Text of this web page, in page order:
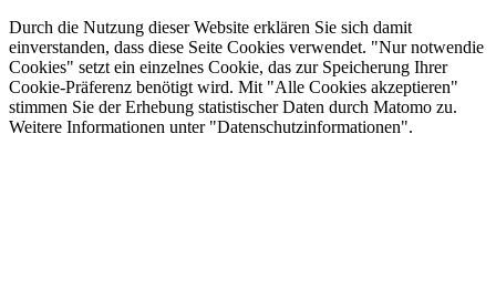
Durch die Nutzung dieser Website erklären Sie sich damit
einverstanden, dass diese Seite Cookies verwendet. "Nur notwendie
Cookies" setzt ein einzelnes Cookie, das zur Speicherung Ihrer
Cookie-Präferenz benötigt wird. Mit "Alle Cookies akzeptieren"
stimmen Sie der Erhebung statistischer Daten durch Matomo zu.
Weitere Informationen unter "Datenschutzinformationen".